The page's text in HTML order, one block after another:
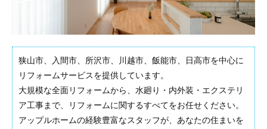
狭山市、入間市、所沢市、川越市、飯能市、日高市を中心に
リフォームサービスを提供しています。
大規模な全面リフォームから、水廻り・内外装・エクステリ
ア工事まで、リフォームに関するすべてをお任せください。
アップルホームの経験豊富なスタッフが、あなたの住まいを